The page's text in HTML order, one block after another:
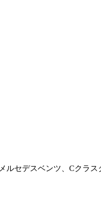
ルセデスベンツ、Cクラ